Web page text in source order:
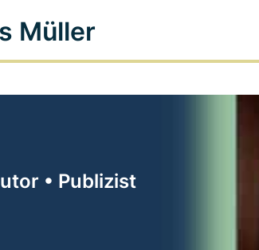
Müller
• Publizist